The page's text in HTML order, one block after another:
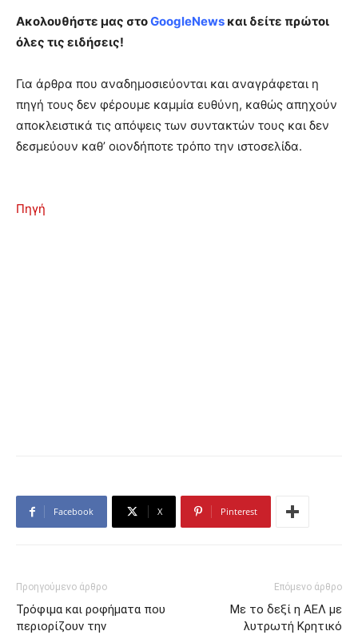
Ακολουθήστε μας στοGoogleNews και δείτε πρώτοι
όλες τις ειδήσεις!
Για άρθρα που αναδημοσιεύονται και αναγράφεται η
πηγή τους δεν φέρουμε καμμία ευθύνη, καθώς απηχούν
αποκλειστικά τις απόψεις των συντακτών τους και δεν
δεσμεύουν καθ’ οιονδήποτε τρόπο την ιστοσελίδα.
Πηγή
Facebook X Pinterest
Προηγούμενο άρθρο
Τρόφιμα και ροφήματα που
περιορίζουν την
Επόμενο άρθρο
Με το δεξί η ΑΕΛ με
λυτρωτή Κρητικό